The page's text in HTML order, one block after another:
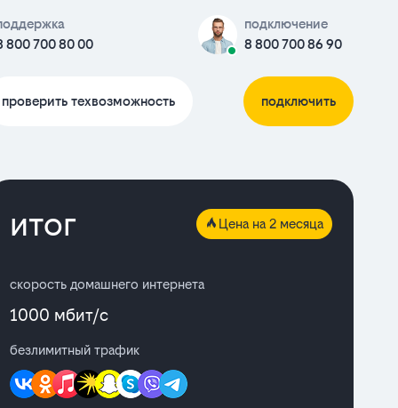
800 700 80 00
подключение
8 800 700 86 90
проверить техвозможность подключить
итог Цена на 2 месяца
скорость домашнего интернета
1000 мбит/с
безлимитный трафик